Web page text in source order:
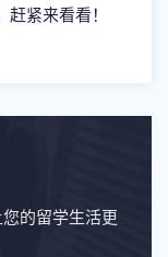
紧来看看！
的留学生活更